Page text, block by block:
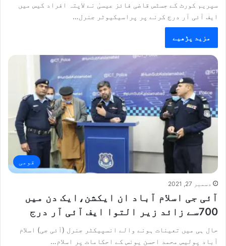
سپریم کورٹ کے جسٹس قاضی فائز عیسیٰ نے لاپتہ افراد کیس میں
ایف آئی آر درج کرنے پر پراسیکیوٹر جنرل…
مزید پڑھیے
قومی
دسمبر 27, 2021
آئی جی اسلام آباد ان ایکشن،ایک دن میں
700سے زائد زیر التوا ایف آئی آر درج
حال ہی میں تعینات ہونے والے انسپیکٹر جنرل (آئی جی) اسلام
آباد پولیس محمد احسن یونس کے احکامات پر اسلام…